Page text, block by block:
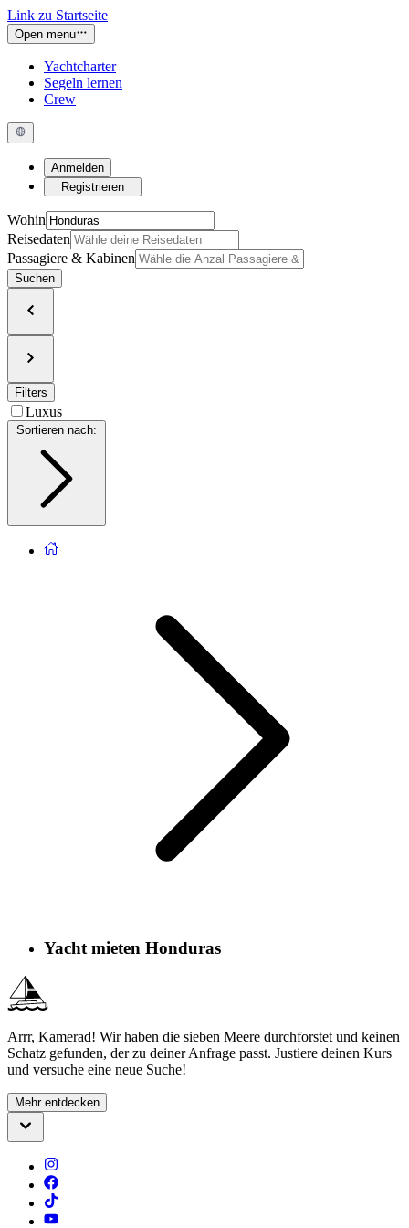
Link zu Startseite
Open menu
Yachtcharter
Segeln lernen
Crew
Anmelden
Registrieren
Wohin
Reisedaten
Passagiere & Kabinen
Suchen
Filters
Luxus
Sortieren nach
Yacht mieten Honduras
Arrr, Kamerad! Wir haben die sieben Meere durchforstet und keinen
Schatz gefunden, der zu deiner Anfrage passt. Justiere deinen Kurs
und versuche eine neue Suche!
Mehr entdecken